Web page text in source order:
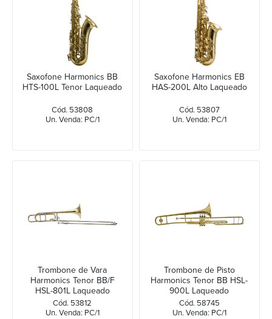
Saxofone Harmonics BB
HTS-100L Tenor Laqueado
Cód. 53808
Un. Venda: PC/1
Saxofone Harmonics EB
HAS-200L Alto Laqueado
Cód. 53807
Un. Venda: PC/1
Trombone de Vara
Harmonics Tenor BB/F
HSL-801L Laqueado
Cód. 53812
Un. Venda: PC/1
Trombone de Pisto
Harmonics Tenor BB HSL-
900L Laqueado
Cód. 58745
Un. Venda: PC/1